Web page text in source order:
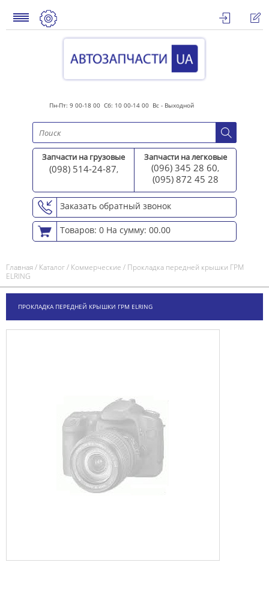
Пн-Пт: 9 00-18 00 Сб: 10 00-14 00 Вс - Выходной
Запчасти на грузовые
(098) 514-24-87,
Запчасти на легковые
(096) 345 28 60,
(095) 872 45 28
Заказать обратный звонок
Товаров: 0 На сумму: 00.00
Главная/ Каталог/ Коммерческие / Прокладка передней крышки ГРМ
ELRING
ПРОКЛАДКА ПЕРЕДНЕЙ КРЫШКИ ГРМ ELRING